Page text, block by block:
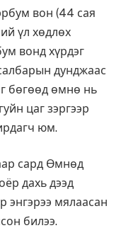
вон (44 сая
үл хөдлөх
вонд хүрдэг
дунджаас
бөгөөд өмнө нь
цаг зэргээр
юм.
сард Өмнөд
дахь дээд
энгэрээ мялаасан
билээ.